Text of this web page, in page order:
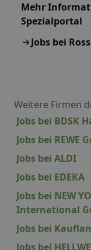
Mehr
Spezialportal
Jobs bei
Weitere Firmen
Jobs bei BDSK
Jobs bei REWE
Jobs bei ALDI
Jobs bei EDEKA
Jobs bei NEW
International
Jobs bei
Jobs bei